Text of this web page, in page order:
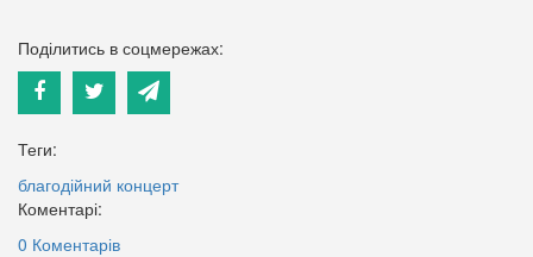
Поділитись в соцмережах:
Теги:
благодійний концерт
Коментарі:
0 Коментарів